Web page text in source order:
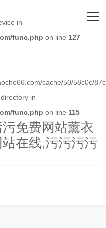
in
func.php on line 127
cache/50/58c0c/
in
func.php on line 115
免费网站薰衣
在线,污污污污